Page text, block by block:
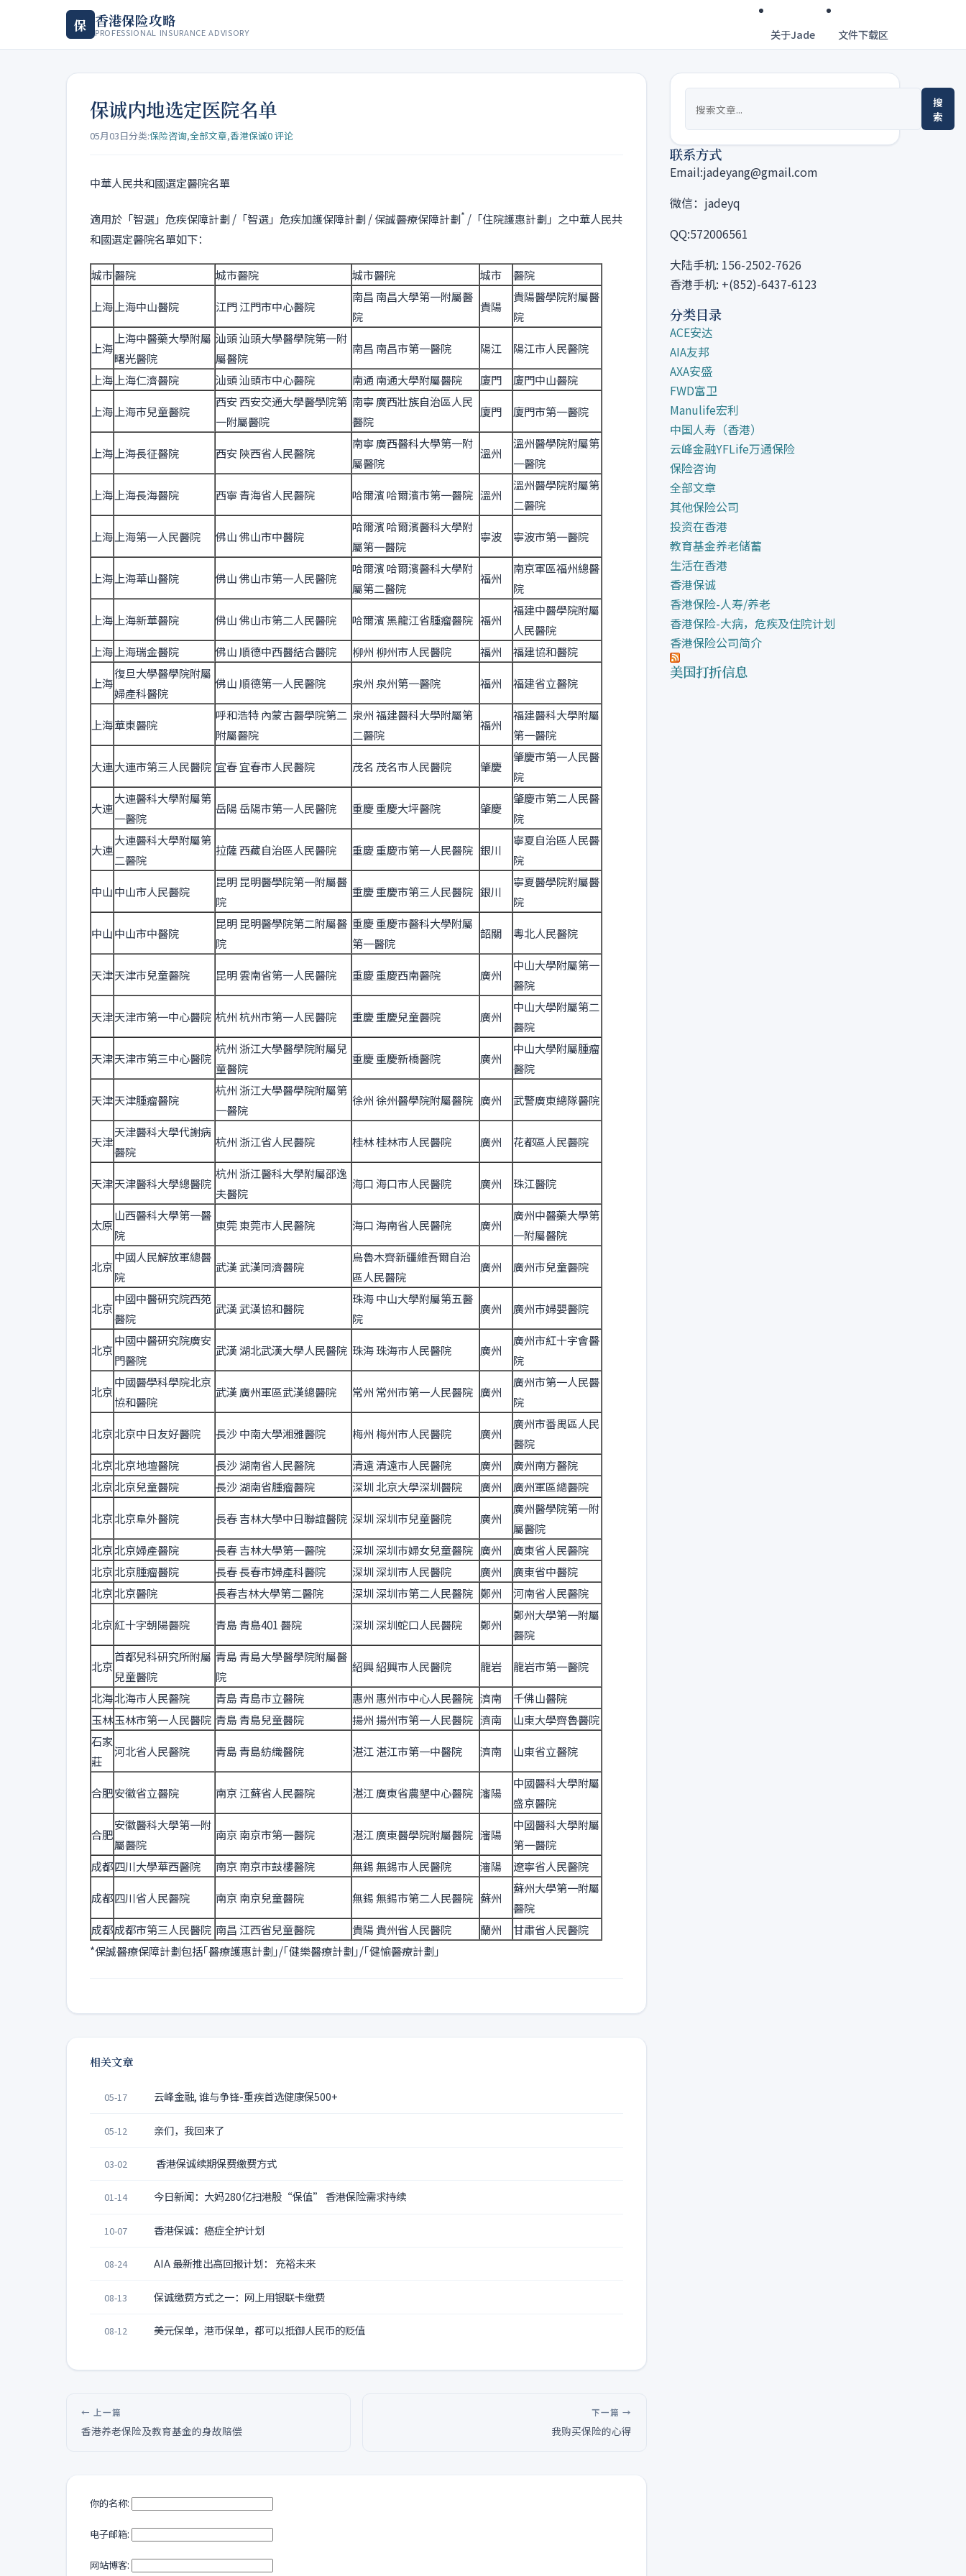
保 香港保险攻略
PROFESSIONAL INSURANCE ADVISORY 关于Jade 文件下载区
保诚内地选定医院名单
05月03日分类:保险咨询,全部文章,香港保诚0 评论
中華人民共和國選定醫院名單
適用於「智選」危疾保障計劃 /「智選」危疾加護保障計劃 / 保誠醫療保障計劃* /「住院護惠計劃」之中華人民共
和國選定醫院名單如下：
城市醫院 城市醫院 城市醫院 城市
醫院
上海 上海中山醫院 江門 江門市中心醫院
南昌 南昌大學第一附屬醫
院
貴陽
貴陽醫學院附屬醫
院
上海
上海中醫藥大學附屬
曙光醫院
汕頭 汕頭大學醫學院第一附
屬醫院
南昌 南昌市第一醫院 陽江
陽江市人民醫院
上海 上海仁濟醫院 汕頭 汕頭市中心醫院 南通 南通大學附屬醫院 廈門
廈門中山醫院
上海 上海巿兒童醫院
西安 西安交通大學醫學院第
一附屬醫院
南寧 廣西壯族自治區人民
醫院
廈門 廈門市第一醫院
上海 上海長征醫院 西安 陝西省人民醫院
南寧 廣西醫科大學第一附
屬醫院
溫州
溫州醫學院附屬第
一醫院
上海 上海長海醫院 西寧 青海省人民醫院 哈爾濱 哈爾濱市第一醫院 溫州
溫州醫學院附屬第
二醫院
上海 上海第一人民醫院 佛山 佛山市中醫院
哈爾濱 哈爾濱醫科大學附
屬第一醫院
寧波 寧波市第一醫院
上海 上海華山醫院 佛山 佛山市第一人民醫院
哈爾濱 哈爾濱醫科大學附
屬第二醫院
福州
南京軍區福州總醫
院
上海 上海新華醫院 佛山 佛山市第二人民醫院 哈爾濱 黑龍江省腫瘤醫院 福州
福建中醫學院附屬
人民醫院
上海 上海瑞金醫院 佛山 順德中西醫結合醫院 柳州 柳州市人民醫院 福州
福建協和醫院
上海
復旦大學醫學院附屬
婦產科醫院
佛山 順德第一人民醫院 泉州 泉州第一醫院 福州 福建省立醫院
上海華東醫院
呼和浩特 內蒙古醫學院第二
附屬醫院
泉州 福建醫科大學附屬第
二醫院
福州
福建醫科大學附屬
第一醫院
大連大連市第三人民醫院 宜春 宜春市人民醫院 茂名 茂名市人民醫院 肇慶
肇慶市第一人民醫
院
大連
大連醫科大學附屬第
一醫院
岳陽 岳陽市第一人民醫院 重慶 重慶大坪醫院 肇慶
肇慶市第二人民醫
院
大連
大連醫科大學附屬第
二醫院
拉薩 西藏自治區人民醫院 重慶 重慶市第一人民醫院 銀川
寧夏自治區人民醫
院
中山中山市人民醫院
昆明 昆明醫學院第一附屬醫
院
重慶 重慶市第三人民醫院 銀川
寧夏醫學院附屬醫
院
中山中山市中醫院
昆明 昆明醫學院第二附屬醫
院
重慶 重慶市醫科大學附屬
第一醫院
韶關 粵北人民醫院
天津天津巿兒童醫院 昆明 雲南省第一人民醫院 重慶 重慶西南醫院 廣州
中山大學附屬第一
醫院
天津天津市第一中心醫院 杭州 杭州市第一人民醫院 重慶 重慶兒童醫院 廣州
中山大學附屬第二
醫院
天津天津市第三中心醫院
杭州 浙江大學醫學院附屬兒
童醫院
重慶 重慶新橋醫院 廣州
中山大學附屬腫瘤
醫院
天津天津腫瘤醫院
杭州 浙江大學醫學院附屬第
一醫院
徐州 徐州醫學院附屬醫院 廣州 武警廣東總隊醫院
天津
天津醫科大學代謝病
醫院
杭州 浙江省人民醫院 桂林 桂林市人民醫院 廣州 花都區人民醫院
天津天津醫科大學總醫院
杭州 浙江醫科大學附屬邵逸
夫醫院
海口 海口市人民醫院 廣州 珠江醫院
太原
山西醫科大學第一醫
院
東莞 東莞市人民醫院 海口 海南省人民醫院 廣州
廣州中醫藥大學第
一附屬醫院
北京
中國人民解放軍總醫
院
武漢 武漢同濟醫院
烏魯木齊新疆維吾爾自治
區人民醫院
廣州 廣州巿兒童醫院
北京
中國中醫研究院西苑
醫院
武漢 武漢協和醫院
珠海 中山大學附屬第五醫
院
廣州 廣州巿婦嬰醫院
北京
中國中醫研究院廣安
門醫院
武漢 湖北武漢大學人民醫院 珠海 珠海市人民醫院 廣州
廣州市紅十字會醫
院
北京
中國醫學科學院北京
協和醫院
武漢 廣州軍區武漢總醫院 常州 常州市第一人民醫院 廣州
廣州市第一人民醫
院
北京北京中日友好醫院 長沙 中南大學湘雅醫院 梅州 梅州市人民醫院 廣州
廣州市番禺區人民
醫院
北京北京地壇醫院 長沙 湖南省人民醫院 清遠 清遠市人民醫院 廣州
廣州南方醫院
北京北京兒童醫院 長沙 湖南省腫瘤醫院 深圳 北京大學深圳醫院 廣州
廣州軍區總醫院
北京北京阜外醫院 長春 吉林大學中日聯誼醫院 深圳 深圳巿兒童醫院 廣州
廣州醫學院第一附
屬醫院
北京北京婦產醫院 長春 吉林大學第一醫院 深圳 深圳巿婦女兒童醫院 廣州
廣東省人民醫院
北京北京腫瘤醫院 長春 長春市婦產科醫院 深圳 深圳市人民醫院 廣州
廣東省中醫院
北京北京醫院 長春吉林大學第二醫院 深圳 深圳市第二人民醫院 鄭州
河南省人民醫院
北京紅十字朝陽醫院 青島 青島401 醫院 深圳 深圳蛇口人民醫院 鄭州
鄭州大學第一附屬
醫院
北京
首都兒科研究所附屬
兒童醫院
青島 青島大學醫學院附屬醫
院
紹興 紹興市人民醫院 龍岩
龍岩市第一醫院
北海北海市人民醫院 青島 青島市立醫院 惠州 惠州市中心人民醫院 濟南
千佛山醫院
玉林玉林市第一人民醫院 青島 青島兒童醫院 揚州 揚州市第一人民醫院 濟南
山東大學齊魯醫院
石家
莊
河北省人民醫院 青島 青島紡織醫院 湛江 湛江市第一中醫院 濟南 山東省立醫院
合肥安徽省立醫院 南京 江蘇省人民醫院 湛江 廣東省農墾中心醫院 瀋陽
中國醫科大學附屬
盛京醫院
合肥
安徽醫科大學第一附
屬醫院
南京 南京市第一醫院 湛江 廣東醫學院附屬醫院 瀋陽
中國醫科大學附屬
第一醫院
成都四川大學華西醫院 南京 南京市鼓樓醫院 無錫 無錫市人民醫院 瀋陽
遼寧省人民醫院
成都四川省人民醫院 南京 南京兒童醫院 無錫 無錫市第二人民醫院 蘇州
蘇州大學第一附屬
醫院
成都成都市第三人民醫院 南昌 江西省兒童醫院 貴陽 貴州省人民醫院 蘭州
甘肅省人民醫院
*保誠醫療保障計劃包括｢醫療護惠計劃｣/｢健樂醫療計劃｣/｢健愉醫療計劃｣
相关文章
05-17 云峰金融, 谁与争锋-重疾首选健康保500+
05-12 亲们，我回来了
03-02 香港保诚续期保费缴费方式
01-14 今日新闻：大妈280亿扫港股“保值” 香港保险需求持续
10-07 香港保诚：癌症全护计划
08-24 AIA 最新推出高回报计划： 充裕未来
08-13 保诚缴费方式之一：网上用银联卡缴费
08-12 美元保单，港币保单，都可以抵御人民币的贬值
← 上一篇
香港养老保险及教育基金的身故赔偿
下一篇 →
我购买保险的心得
你的名称:
电子邮箱:
网站博客:
搜
索
联系方式
Email:jadeyang@gmail.com
微信：jadeyq
QQ:572006561
大陆手机: 156-2502-7626
香港手机: +(852)-6437-6123
分类目录
ACE安达
AIA友邦
AXA安盛
FWD富卫
Manulife宏利
中国人寿（香港）
云峰金融YFLife万通保险
保险咨询
全部文章
其他保险公司
投资在香港
教育基金养老储蓄
生活在香港
香港保诚
香港保险-人寿/养老
香港保险-大病，危疾及住院计划
香港保险公司简介
美国打折信息